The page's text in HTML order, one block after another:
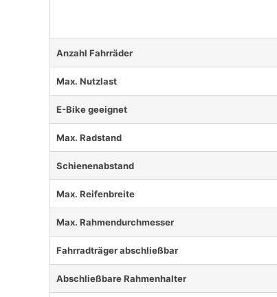
Anzahl Fahrräder
Max. Nutzlast
E-Bike geeignet
Max. Radstand
Schienenabstand
Max. Reifenbreite
Max. Rahmendurchmesser
Fahrradträger abschließbar
Abschließbare Rahmenhalter